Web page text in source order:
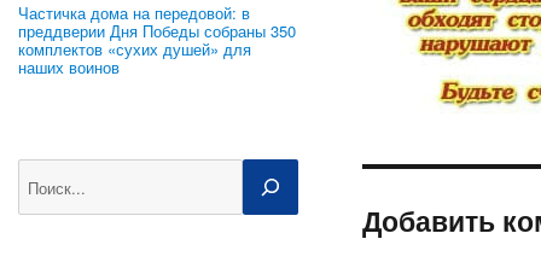
Частичка дома на передовой: в
преддверии Дня Победы собраны 350
комплектов «сухих душей» для
наших воинов
Добавить